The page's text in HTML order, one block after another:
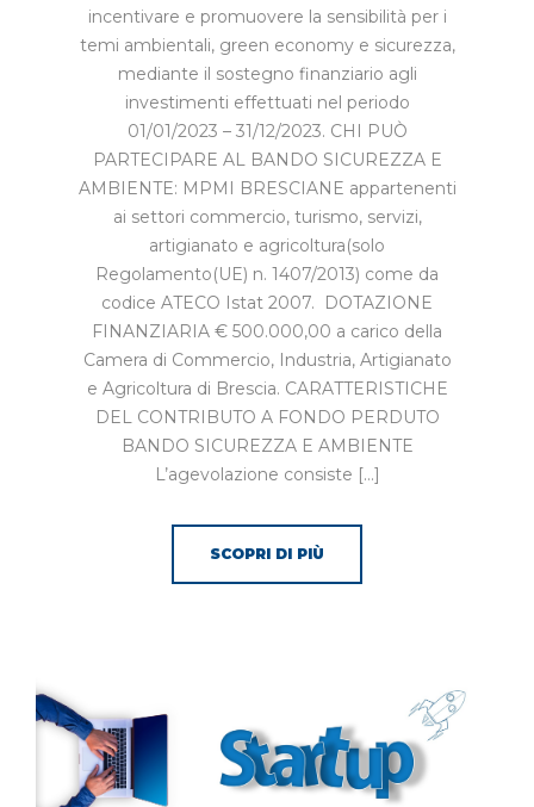
incentivare e promuovere la sensibilità per i
temi ambientali, green economy e sicurezza,
mediante il sostegno finanziario agli
investimenti effettuati nel periodo
01/01/2023 – 31/12/2023. CHI PUÒ
PARTECIPARE AL BANDO SICUREZZA E
AMBIENTE: MPMI BRESCIANE appartenenti
ai settori commercio, turismo, servizi,
artigianato e agricoltura(solo
Regolamento(UE) n. 1407/2013) come da
codice ATECO Istat 2007. DOTAZIONE
FINANZIARIA € 500.000,00 a carico della
Camera di Commercio, Industria, Artigianato
e Agricoltura di Brescia. CARATTERISTICHE
DEL CONTRIBUTO A FONDO PERDUTO
BANDO SICUREZZA E AMBIENTE
L’agevolazione consiste […]
SCOPRI DI PIÙ